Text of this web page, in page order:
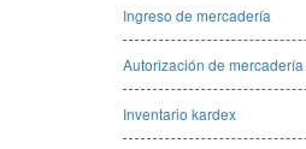
Ingreso de mercadería
Autorización de mercadería
Inventario kardex